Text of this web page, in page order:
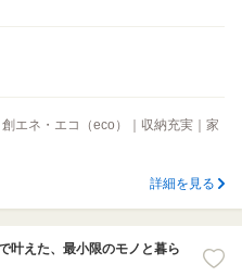
エネ・エコ（eco）｜収納充実｜家
詳細を見る
叶えた、最小限のモノと暮ら